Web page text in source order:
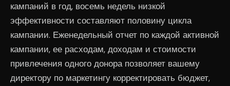
кампаний в год, восемь недель низкой
эффективности составляют половину цикла
кампании. Еженедельный отчет по каждой активной
кампании, ее расходам, доходам и стоимости
привлечения одного донора позволяет вашему
директору по маркетингу корректировать бюджет,